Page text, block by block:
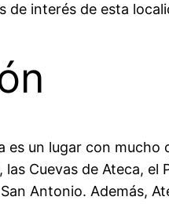
de interés de esta
es un lugar con
las Cuevas de Ateca,
Antonio. Además,